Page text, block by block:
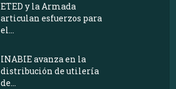
ETED y la Armada
articulan esfuerzos para
el...
INABIE avanza en la
distribución de utilería
de...